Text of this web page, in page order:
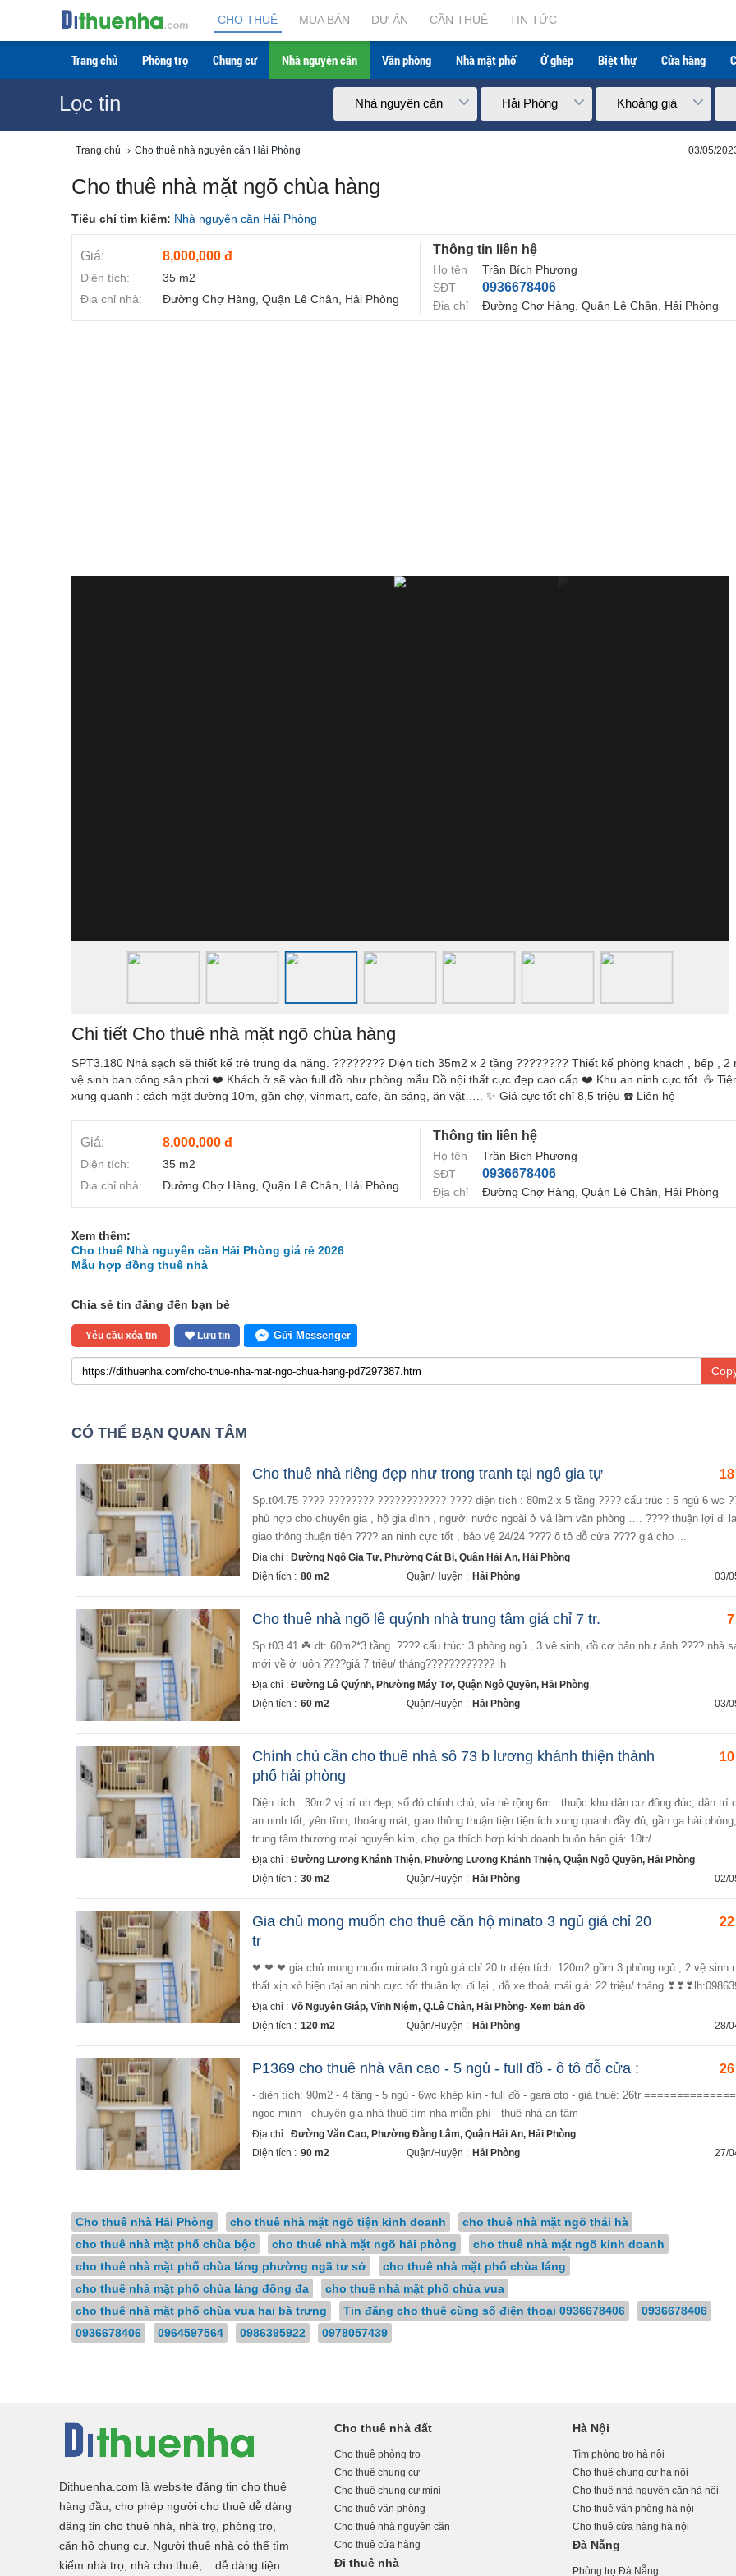
CHO THUÊ MUA BÁN DỰ ÁN CẦN THUÊ TIN TỨC
Trang chủ Phòng trọ Chung cư Nhà nguyên căn Văn phòng Nhà mặt phố Ở ghép Biệt thự Cửa hàng
Lọc tin Nhà nguyên căn Hải Phòng Khoảng giá
Trang chủ › Cho thuê nhà nguyên căn Hải Phòng 03/05/
Cho thuê nhà mặt ngõ chùa hàng
Tiêu chí tìm kiếm: Nhà nguyên căn Hải Phòng
Giá: 8,000,000 đ
Diện tích:
35 m2
Địa chỉ nhà:
Đường Chợ Hàng, Quận Lê Chân, Hải Phòng
Thông tin liên hệ
Họ tên
Trần Bích Phương
SĐT
0936678406
Địa chỉ Đường Chợ Hàng, Quận Lê Chân, Hải Phòng
Chi tiết Cho thuê nhà mặt ngõ chùa hàng
SPT3.180 Nhà sạch sẽ thiết kế trẻ trung đa năng. ???????? Diện tích 35m2 x 2 tầng ???????? Thiết kế phòng khách , bếp , 2
vệ sinh ban công sân phơi ❤️ Khách ở sẽ vào full đồ như phòng mẫu Đồ nội thất cực đẹp cao cấp ❤️ Khu an ninh cực tốt. ☕️
xung quanh : cách mặt đường 10m, gần chợ, vinmart, cafe, ăn sáng, ăn vặt….. ✨ Giá cực tốt chỉ 8,5 triệu ☎️ Liên hệ
Giá: 8,000,000 đ
Diện tích:
35 m2
Địa chỉ nhà:
Đường Chợ Hàng, Quận Lê Chân, Hải Phòng
Thông tin liên hệ
Họ tên
Trần Bích Phương
SĐT
0936678406
Địa chỉ Đường Chợ Hàng, Quận Lê Chân, Hải Phòng
Xem thêm:
Cho thuê Nhà nguyên căn Hải Phòng giá rẻ 2026
Mẫu hợp đồng thuê nhà
Chia sẻ tin đăng đến bạn bè
Yêu cầu xóa tin Lưu tin Gửi Messenger
CÓ THỂ BẠN QUAN TÂM
Cho thuê nhà riêng đẹp như trong tranh tại ngô gia tự
sp.t04.75 ???? ???????? ???????????? ???? diện tích : 80m2 x 5 tầng ???? cấu trúc : 5 ngủ 6 wc ????
phù hợp cho chuyên gia , hộ gia đình , người nước ngoài ở và làm văn phòng …. ???? thuận lợi đi
giao thông thuận tiện ???? an ninh cực tốt , bảo vệ 24/24 ???? ô tô đỗ cửa ???? giá cho ...
Địa chỉ : Đường Ngô Gia Tự, Phường Cát Bi, Quận Hải An, Hải Phòng
Diện tích : 80 m2 Quận/Huyện : Hải Phòng 03/
Cho thuê nhà ngõ lê quýnh nhà trung tâm giá chỉ 7 tr.
sp.t03.41 ☘️ dt: 60m2*3 tầng. ???? cấu trúc: 3 phòng ngủ , 3 vệ sinh, đồ cơ bản như ảnh ???? nhà sạch sẽ
mới về ở luôn ????giá 7 triệu/ tháng???????????? lh
Địa chỉ : Đường Lê Quýnh, Phường Máy Tơ, Quận Ngô Quyền, Hải Phòng
Diện tích : 60 m2 Quận/Huyện : Hải Phòng 03/
Chính chủ cần cho thuê nhà sô 73 b lương khánh thiện thành
phố hải phòng
diện tích : 30m2 vị trí nh đẹp, sổ đỏ chính chủ, vỉa hè rộng 6m . thuộc khu dân cư đông đúc, dân trí cao,
an ninh tốt, yên tĩnh, thoáng mát, giao thông thuận tiện tiện ích xung quanh đầy đủ, gần ga hải
trung tâm thương mại nguyễn kim, chợ ga thích hợp kinh doanh buôn bán giá: 10tr/ ...
Địa chỉ : Đường Lương Khánh Thiện, Phường Lương Khánh Thiện, Quận Ngô Quyền, Hải Phòng
Diện tích : 30 m2 Quận/Huyện : Hải Phòng 02/
Gia chủ mong muốn cho thuê căn hộ minato 3 ngủ giá chỉ 20
tr
❤‍ ❤‍ ❤‍ gia chủ mong muốn minato 3 ngủ giá chỉ 20 tr diện tích: 120m2 gồm 3 phòng ngủ , 2 vệ sinh nội
thất xịn xò hiện đại an ninh cực tốt thuận lợi đi lại , đỗ xe thoải mái giá: 22 triệu/ tháng
Địa chỉ : Võ Nguyên Giáp, Vĩnh Niệm, Q.Lê Chân, Hải Phòng- Xem bản đồ
Diện tích : 120 m2 Quận/Huyện : Hải Phòng 28/
P1369 cho thuê nhà văn cao - 5 ngủ - full đồ - ô tô đỗ cửa :
- diện tích: 90m2 - 4 tầng - 5 ngủ - 6wc khép kín - full đồ - gara oto - giá thuê: 26tr ==================
ngọc minh - chuyên gia nhà thuê tìm nhà miễn phí - thuê nhà an tâm
Địa chỉ : Đường Văn Cao, Phường Đằng Lâm, Quận Hải An, Hải Phòng
Diện tích : 90 m2 Quận/Huyện : Hải Phòng 27/
Cho thuê nhà Hải Phòng cho thuê nhà mặt ngõ tiện kinh doanh
cho thuê nhà mặt ngõ thái hà
cho thuê nhà mặt phố chùa bộc
cho thuê nhà mặt ngõ hải phòng
cho thuê nhà mặt ngõ kinh doanh
cho thuê nhà mặt phố chùa láng phường ngã tư sở
cho thuê nhà mặt phố chùa láng
cho thuê nhà mặt phố chùa láng đống đa
cho thuê nhà mặt phố chùa vua
cho thuê nhà mặt phố chùa vua hai bà trưng
Tin đăng cho thuê cùng số điện thoại 0936678406
0936678406
0936678406
0964597564 0986395922 0978057439
Cho thuê nhà đất
Cho thuê phòng trọ
Cho thuê chung cư
Cho thuê chung cư mini
Cho thuê văn phòng
Cho thuê nhà nguyên căn
Cho thuê cửa hàng
Đi thuê nhà
Hà Nội
Tìm phòng trọ hà nội
Cho thuê chung cư hà nội
Cho thuê nhà nguyên căn hà nội
Cho thuê văn phòng hà nội
Cho thuê cửa hàng hà nội
Đà Nẵng
Phòng trọ Đà Nẵng
Dithuenha.com là website đăng tin cho thuê
hàng đầu, cho phép người cho thuê dễ dàng
đăng tin cho thuê nhà, nhà trọ, phòng trọ,
căn hộ chung cư. Người thuê nhà có thể tìm
kiếm nhà trọ, nhà cho thuê,... dễ dàng tiện